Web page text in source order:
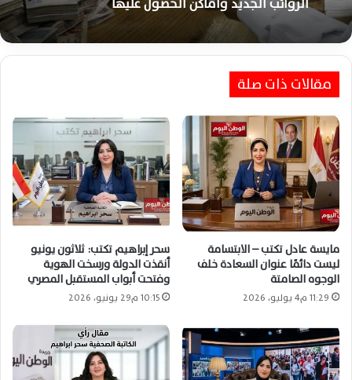
رسميًا.. موعد صرف مرتبات أغسطس 2026 وجدول
الرواتب الجديد وأماكن الحصول عليها
عزة علي تكتب : زهرة الحب تعطر القلوب وتحيي
أجمل المشاعر الإنسانية
مقالات ذات صلة
مايسة عادل تكتب – الابتسامة
ليست دائمًا عنوان السعادة خلف
الوجوه الصامتة
11:29 م4 يوليو، 2026
سحر إبراهيم تكتب: ثلاثون يونيو
أنقذت الدولة ورسخت الهوية
وفتحت أبواب المستقبل المصري
10:15 م29 يونيو، 2026